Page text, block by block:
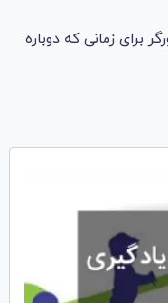
برای زمانی که دوباره